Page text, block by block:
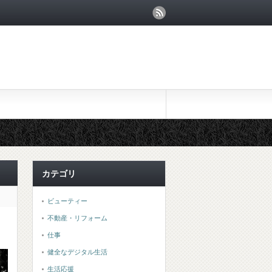
カテゴリ
ビューティー
不動産・リフォーム
仕事
健全なデジタル生活
生活応援